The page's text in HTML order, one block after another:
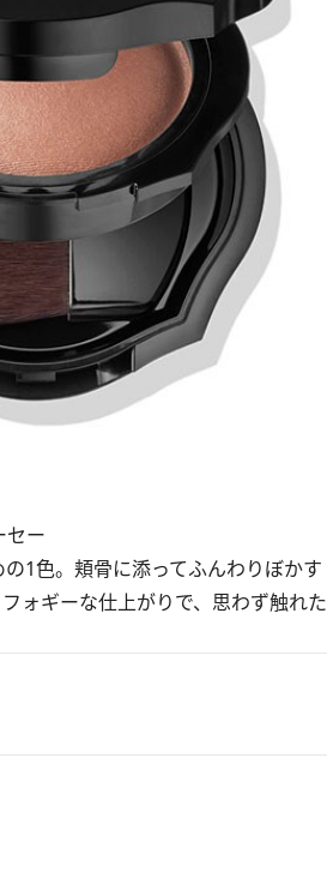
セー
1色。頬骨に添ってふんわりぼかす
ォギーな仕上がりで、思わず触れた